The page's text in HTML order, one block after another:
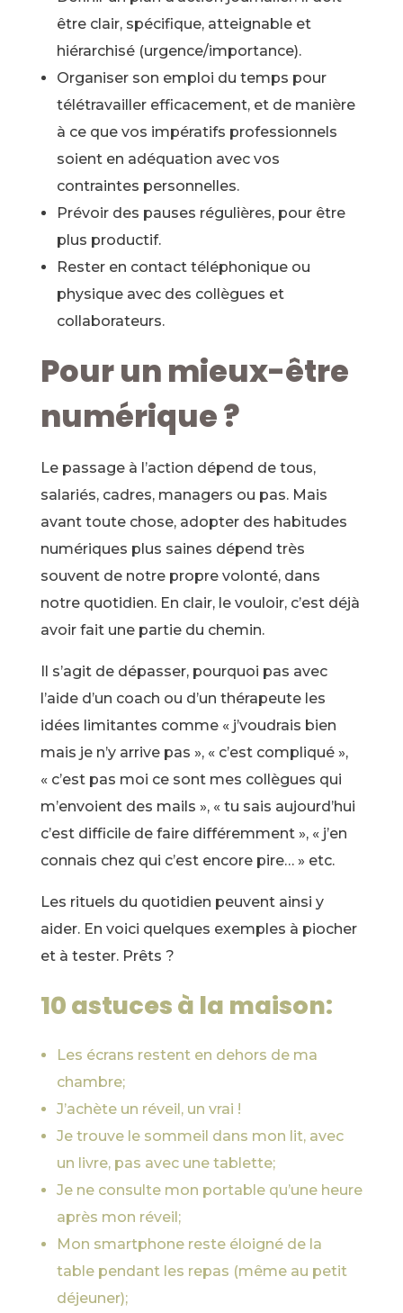
être clair, spécifique, atteignable et
hiérarchisé (urgence/importance).
Organiser son emploi du temps pour
télétravailler efficacement, et de manière
à ce que vos impératifs professionnels
soient en adéquation avec vos
contraintes personnelles.
Prévoir des pauses régulières, pour être
plus productif.
Rester en contact téléphonique ou
physique avec des collègues et
collaborateurs.
Pour un mieux-être
numérique ?
Le passage à l’action dépend de tous,
salariés, cadres, managers ou pas. Mais
avant toute chose, adopter des habitudes
numériques plus saines dépend très
souvent de notre propre volonté, dans
notre quotidien. En clair, le vouloir, c’est déjà
avoir fait une partie du chemin.
Il s’agit de dépasser, pourquoi pas avec
l’aide d’un coach ou d’un thérapeute les
idées limitantes comme « j’voudrais bien
mais je n’y arrive pas », « c’est compliqué »,
« c’est pas moi ce sont mes collègues qui
m’envoient des mails », « tu sais aujourd’hui
c’est difficile de faire différemment », « j’en
connais chez qui c’est encore pire… » etc.
Les rituels du quotidien peuvent ainsi y
aider. En voici quelques exemples à piocher
et à tester. Prêts ?
10 astuces à la maison:
Les écrans restent en dehors de ma
chambre;
J’achète un réveil, un vrai !
Je trouve le sommeil dans mon lit, avec
un livre, pas avec une tablette;
Je ne consulte mon portable qu’une heure
après mon réveil;
Mon smartphone reste éloigné de la
table pendant les repas (même au petit
déjeuner);